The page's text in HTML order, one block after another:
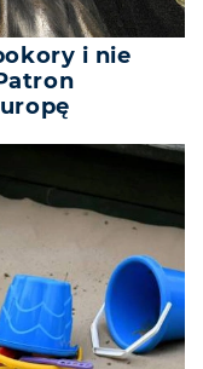
i nie